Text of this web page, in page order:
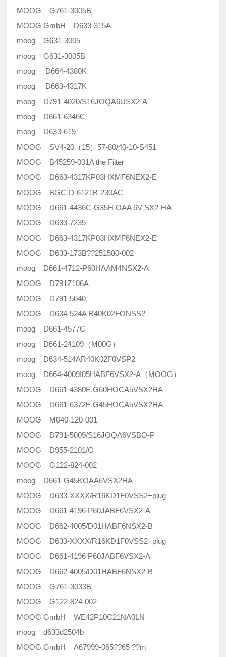
MOOG G761-3005B
MOOG GmbH D633-315A
moog G631-3005
moog G631-3005B
moog D664-4380K
moog D663-4317K
moog D791-4020/S16JOQA6USX2-A
moog D661-6346C
moog D633-619
MOOG SV4-20（15）57-80/40-10-S451
MOOG B45259-001A the Filter
MOOG D663-4317KP03HXMF6NEX2-E
MOOG BGC-D-6121B-230AC
MOOG D661-4436C-G35H OAA 6V SX2-HA
MOOG D633-7235
MOOG D663-4317KP03HXMF6NEX2-E
MOOG D633-173B??251580-002
moog D661-4712-P60HAAM4NSX2-A
MOOG D791Z106A
MOOG D791-5040
MOOG D634-524A R40K02FONSS2
moog D661-4577C
moog D661-24109（M00G）
moog D634-514AR40K02F0VSP2
moog D664-4009I05HABF6VSX2-A（MOOG）
MOOG D661-4380E.G60HOCA5VSX2HA
MOOG D661-6372E.G45HOCA5VSX2HA
MOOG M040-120-001
MOOG D791-5009/S16JOQA6VSBO-P
MOOG D955-2101/C
MOOG G122-824-002
moog D661-G45KOAA6VSX2HA
MOOG D633-XXXX/R16KD1F0VSS2+plug
MOOG D661-4196 P60JABF6VSX2-A
MOOG D662-4005/D01HABF6NSX2-B
MOOG D633-XXXX/R16KD1F0VSS2+plug
MOOG D661-4196 P60JABF6VSX2-A
MOOG D662-4005/D01HABF6NSX2-B
MOOG G761-3033B
MOOG G122-824-002
MOOG GmbH WE42P10C21NA0LN
moog d633d2504b
MOOG GmbH A67999-065??65 ??m